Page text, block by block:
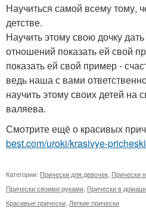
Научиться самой всему тому,
детстве.
Научить этому свою дочку
отношений показать ей свой
показать ей свой пример -
ведь наша с вами
научить этому своих детей
валяева.
Смотрите ещё о красивых
best.com/uroki/krasivye-pricheski
Категории: Прически для девочек Прически
Прически своими руками Прически в
Красивые прически Легкие прически